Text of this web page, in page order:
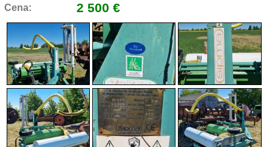
Cena: 2 500 €